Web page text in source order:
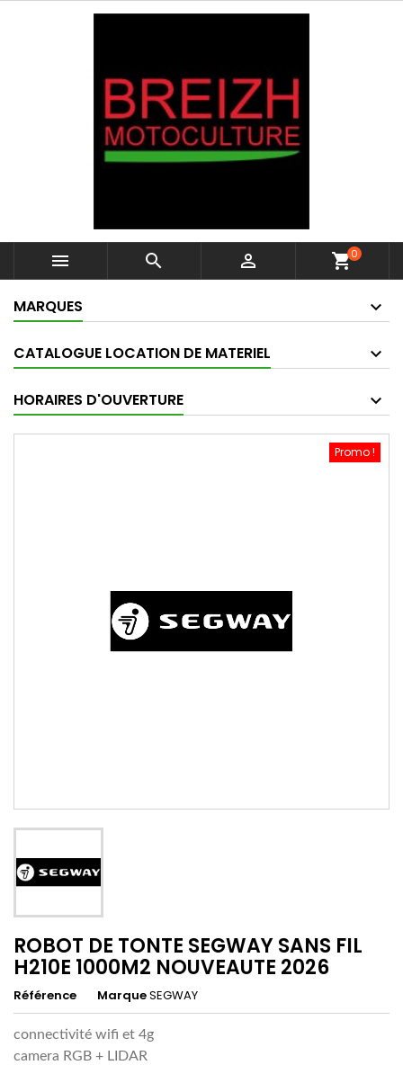
   shopping_cart0
MARQUES
CATALOGUE LOCATION DE MATERIEL
HORAIRES D'OUVERTURE
Promo !
ROBOT DE TONTE SEGWAY SANS FIL
H210E 1000M2 NOUVEAUTE 2026
Référence MarqueSEGWAY
connectivité wifi et 4g
camera RGB + LIDAR